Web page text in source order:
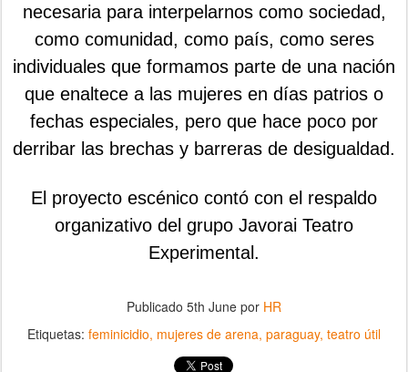
necesaria para interpelarnos como sociedad,
como comunidad, como país, como seres
individuales que formamos parte de una nación
que enaltece a las mujeres en días patrios o
fechas especiales, pero que hace poco por
derribar las brechas y barreras de desigualdad.
El proyecto escénico contó con el respaldo
organizativo del grupo Javorai Teatro
Experimental.
Publicado 5th June por HR
Etiquetas: feminicidio mujeres de arena paraguay teatro útil